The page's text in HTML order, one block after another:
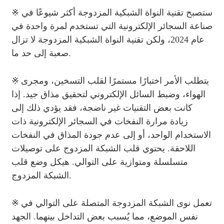
※ ستصبح تقنية النواة الشبكية المزدوجة أكثر شيوعًا في
صناعة السجائر الإلكترونية التي تستخدم لمرة واحدة في
عام 2024، ولكن تقنية النواة الشبكية المزدوجة لا تزال
صعبة إلى حد ما.
※ يتطلب الأمر اختبارًا مستمرًا لقلب التسخين، ومجرى
الهواء، وضبط السائل الإلكتروني لتحقيق مذاق جيد. إذا
كانت بعض التقنيات غير ناضجة، فقد يؤدي ذلك إلى
زيادة مرارة النفخات في السجائر الإلكترونية ذات
الاستخدام الواحد، أو إلى عدم جودة المذاق في النفخات
اللاحقة. يحتوي قلب الشبكة المزدوج على توصيلات
متسلسلة ومتوازية على التوالي. هيكل وضع قلب
الشبكة المزدوج.
※ تعمل نوى الشبكة المزدوجة المتصلة على التوالي في
نفس الموضع، مما يُسبب بعض التداخل بينهما. الجهد